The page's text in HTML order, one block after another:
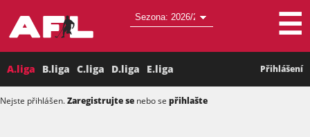
☰
A.liga B.liga C.liga D.liga E.liga Přihlášení
Nejste přihlášen.Zaregistrujte se nebo se přihlašte